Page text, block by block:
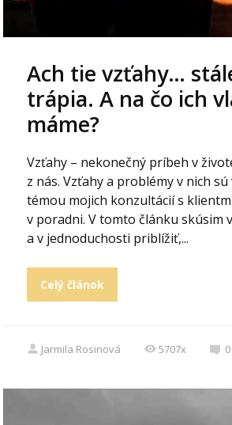
Ach tie vzťahy…
trápia. A na čo ich
máme?
Vzťahy – nekonečný príbeh v
z nás. Vzťahy a problémy v nich
témou mojich konzultácií s
v poradni. V tomto článku skúsim
a v jednoduchosti priblížiť,...
Celý článok
Jarmila Rosinová 5707x 0